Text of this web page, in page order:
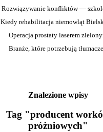
Rozwiązywanie konfliktów —
Kiedy rehabilitacja niemowląt
Operacja prostaty laserem
Branże, które potrzebują
Znalezione wpisy
Tag "producent
próżniowych"